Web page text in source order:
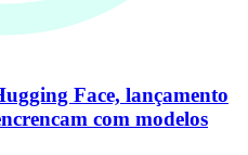
Face, lançamento
com modelos